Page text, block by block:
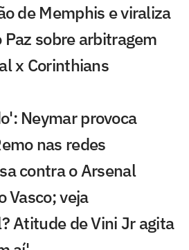
de Memphis e viraliza
Paz sobre arbitragem
x Corinthians
Neymar provoca
nas redes
contra o Arsenal
Vasco; veja
Atitude de Vini Jr agita